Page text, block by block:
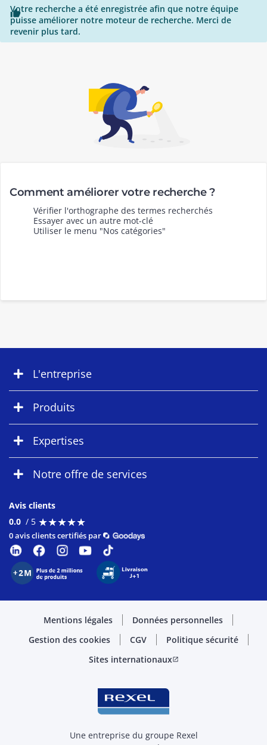

Votre recherche a été enregistrée afin que notre équipe
puisse améliorer notre moteur de recherche. Merci de
revenir plus tard.
Comment améliorer votre recherche ?
Vérifier l'orthographe des termes recherchés
Essayer avec un autre mot-clé
Utiliser le menu "Nos catégories"
L'entreprise
Produits
Expertises
Notre offre de services
Avis clients
0.0 / 5 ★★★★★
★★★★★
0 avis clients certifiés par
Mentions légales
Données personnelles
Gestion des cookies
CGV
Politique sécurité
Sites internationauxopen_in_new
Une entreprise du groupe Rexel